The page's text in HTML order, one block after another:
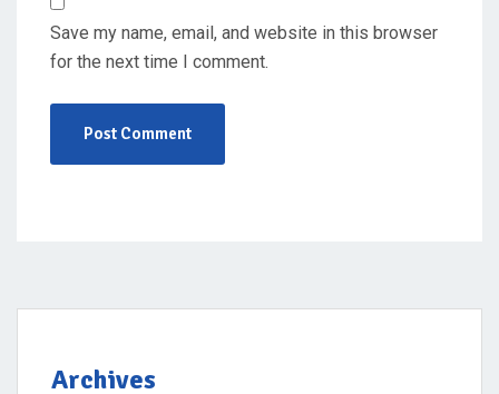
Save my name, email, and website in this browser
for the next time I comment.
Archives